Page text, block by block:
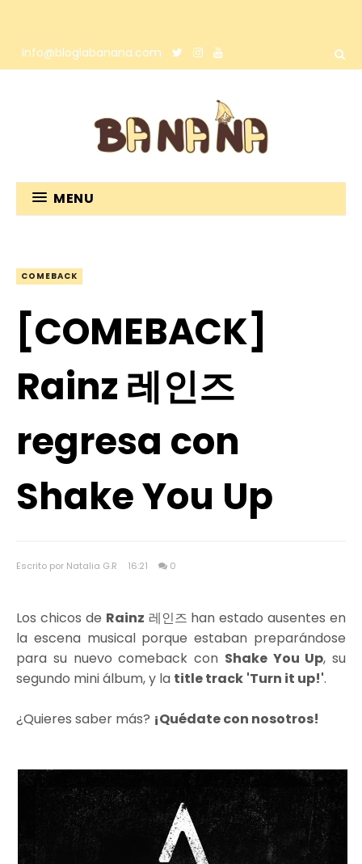
info@bloglabanana.com
MENU
COMEBACK
[COMEBACK]
Rainz 레인즈
regresa con
Shake You Up
Escrito por Natalia G.R 16:21 0
Los chicos de Rainz 레인즈 han estado ausentes en
la escena musical porque estaban preparándose
para su nuevo comeback con Shake You Up, su
segundo mini álbum, y la title track 'Turn it up!'.
¿Quieres saber más? ¡Quédate con nosotros!